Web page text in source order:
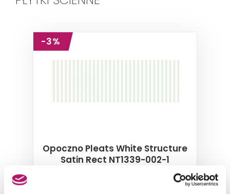
-3%
Opoczno Pleats White Structure
Satin Rect NT1339-002-1